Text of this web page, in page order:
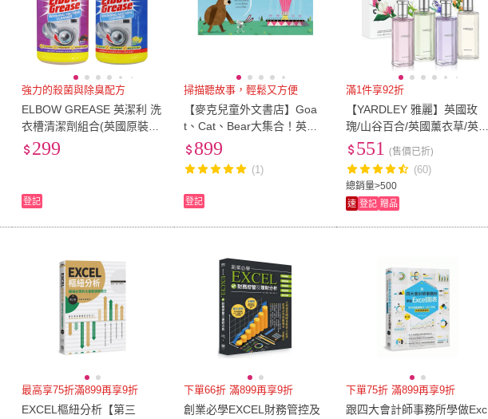
強力的殺菌與除臭配方
ELBOW GREASE 英潔利 洗
衣槽清潔劑組合(英國原裝進
口)299
登記
掃描聽故事，輕鬆又方便
【麥克兒童外文書店】Goa
t、Cat、Bear大集合！英文
繪本(童趣英文韻文故事書三
899
(1)
登記
滿1件享92折
【YARDLEY 雅麗】英國玫
瑰/山谷百合/英國薰衣草/英
國忍冬/英國茉莉/英國水仙淡
香水125ml-任選(專櫃公司
貨)
總銷量>500
551
(售價已折)
(60)
速 登記 贈品
最高享75折滿899再享9折
EXCEL樞紐分析【第三
下單66折 滿899再享9折
創業必學EXCEL財務管控及
下單75折 滿899再享9折
跟四大會計師事務所學做Exc